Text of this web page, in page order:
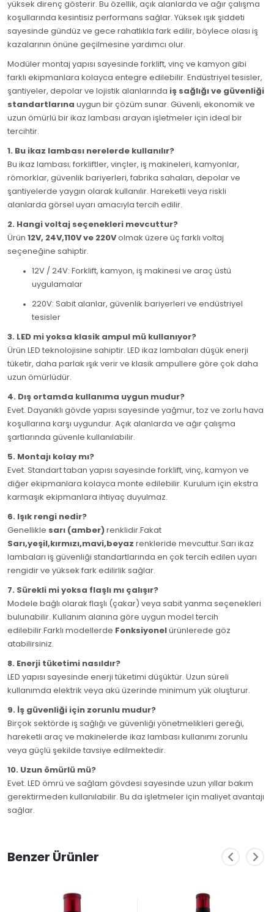
yüksek direnç gösterir. Bu özellik, açık alanlarda ve ağır çalışma
koşullarında kesintisiz performans sağlar. Yüksek ışık şiddeti
sayesinde gündüz ve gece rahatlıkla fark edilir, böylece olası iş
kazalarının önüne geçilmesine yardımcı olur.
Modüler montaj yapısı sayesinde forklift, vinç ve kamyon gibi
farklı ekipmanlara kolayca entegre edilebilir. Endüstriyel tesisler,
şantiyeler, depolar ve lojistik alanlarında iş sağlığı ve güvenliği
standartlarına uygun bir çözüm sunar. Güvenli, ekonomik ve
uzun ömürlü bir ikaz lambası arayan işletmeler için ideal bir
tercihtir.
1. Bu ikaz lambası nerelerde kullanılır?
Bu ikaz lambası; forkliftler, vinçler, iş makineleri, kamyonlar,
römorklar, güvenlik bariyerleri, fabrika sahaları, depolar ve
şantiyelerde yaygın olarak kullanılır. Hareketli veya riskli
alanlarda görsel uyarı amacıyla tercih edilir.
2. Hangi voltaj seçenekleri mevcuttur?
Ürün 12V, 24V,110V ve 220Volmak üzere üç farklı voltaj
seçeneğine sahiptir.
12V / 24V: Forklift, kamyon, iş makinesi ve araç üstü
uygulamalar
220V: Sabit alanlar, güvenlik bariyerleri ve endüstriyel
tesisler
3. LED mi yoksa klasik ampul mü kullanıyor?
Ürün LED teknolojisine sahiptir. LED ikaz lambaları düşük enerji
tüketir, daha parlak ışık verir ve klasik ampullere göre çok daha
uzun ömürlüdür.
4. Dış ortamda kullanıma uygun mudur?
Evet. Dayanıklı gövde yapısı sayesinde yağmur, toz ve zorlu hava
koşullarına karşı uygundur. Açık alanlarda ve ağır çalışma
şartlarında güvenle kullanılabilir.
5. Montajı kolay mı?
Evet. Standart taban yapısı sayesinde forklift, vinç, kamyon ve
diğer ekipmanlara kolayca monte edilebilir. Kurulum için ekstra
karmaşık ekipmanlara ihtiyaç duyulmaz.
6. Işık rengi nedir?
Genellikle sarı (amber) renklidir.Fakat
Sarı,yeşil,kırmızı,mavi,beyaz renkleride mevcuttur.Sarı ikaz
lambaları iş güvenliği standartlarında en çok tercih edilen uyarı
rengidir ve yüksek fark edilirlik sağlar.
7. Sürekli mi yoksa flaşlı mı çalışır?
Modele bağlı olarak flaşlı (çakar) veya sabit yanma seçenekleri
bulunabilir. Kullanım alanına göre uygun model tercih
edilebilir.Farklı modellerde Fonksiyonel ürünlerede göz
atabilirsiniz.
8. Enerji tüketimi nasıldır?
LED yapısı sayesinde enerji tüketimi düşüktür. Uzun süreli
kullanımda elektrik veya akü üzerinde minimum yük oluşturur.
9. İş güvenliği için zorunlu mudur?
Birçok sektörde iş sağlığı ve güvenliği yönetmelikleri gereği,
hareketli araç ve makinelerde ikaz lambası kullanımı zorunlu
veya güçlü şekilde tavsiye edilmektedir.
10. Uzun ömürlü mü?
Evet. LED ömrü ve sağlam gövdesi sayesinde uzun yıllar bakım
gerektirmeden kullanılabilir. Bu da işletmeler için maliyet avantajı
sağlar.
Benzer Ürünler